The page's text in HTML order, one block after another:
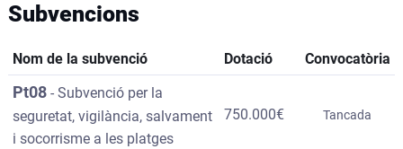
Subvencions
Nom de la subvenció Dotació Convocatòria
Pt08- Subvenció per la
seguretat, vigilància, salvament
i socorrisme a les platges
750.000€ Tancada